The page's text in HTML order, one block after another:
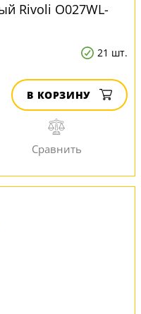
Rivoli O027WL-
21 шт.
В КОРЗИНУ